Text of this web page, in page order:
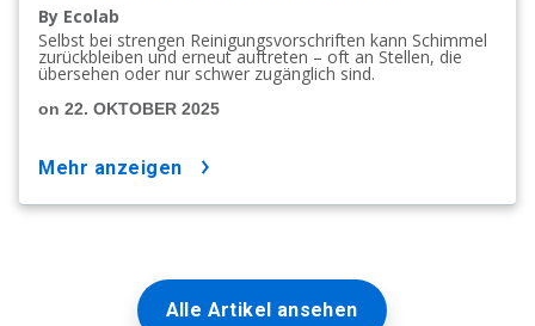
By Ecolab
Selbst bei strengen Reinigungsvorschriften kann Schimmel
zurückbleiben und erneut auftreten – oft an Stellen, die
übersehen oder nur schwer zugänglich sind.
on 22. OKTOBER 2025
mehr anzeigen
Alle Artikel ansehen